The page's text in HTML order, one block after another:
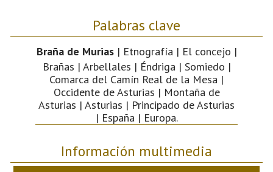
Palabras clave
Braña de Murias| Etnografía | El concejo |
Brañas | Arbellales | Éndriga | Somiedo |
Comarca del Camín Real de la Mesa |
Occidente de Asturias | Montaña de
Asturias | Asturias | Principado de Asturias
| España | Europa.
Información multimedia